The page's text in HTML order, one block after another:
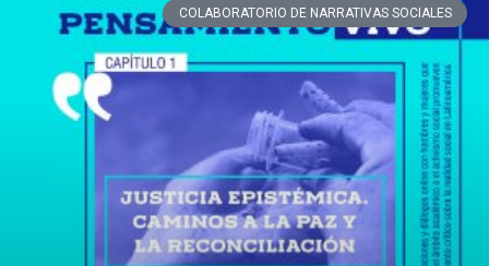
COLABORATORIO DE NARRATIVAS SOCIALES